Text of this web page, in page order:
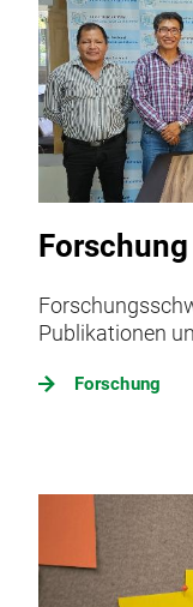
Forschung
Publikationen
Forschung